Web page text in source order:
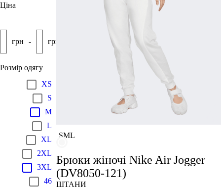
Ціна
грн - грн
Розмір одягу
XS
S
M
L
XL
2XL
3XL
46
SML
Брюки жіночі Nike Air Jogger
(DV8050-121)
ШТАНИ